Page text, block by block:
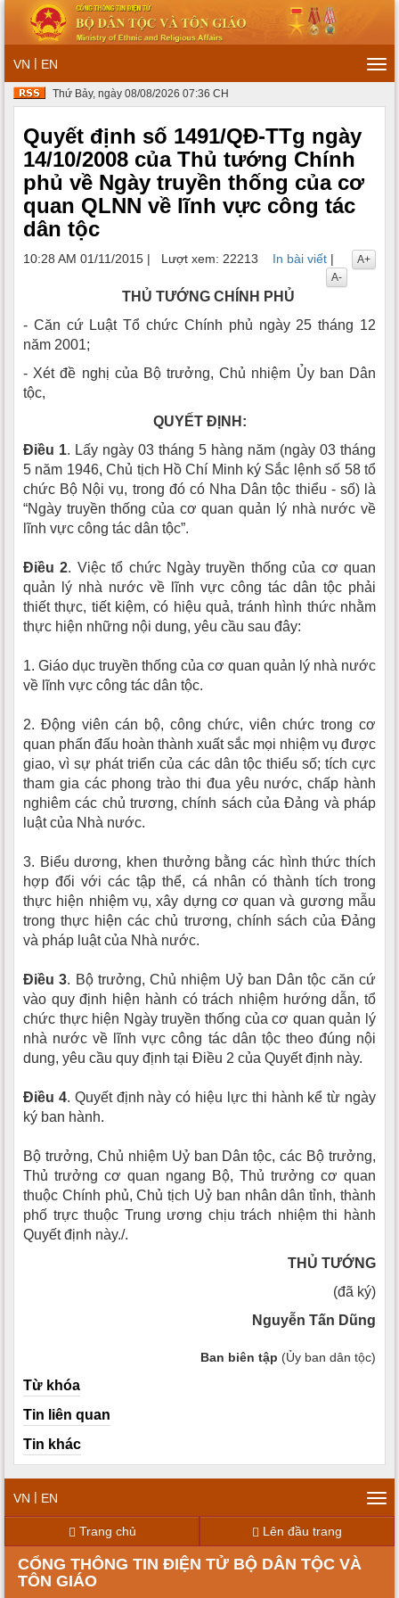
VN | EN
Thứ Bảy, ngày 08/08/2026 07:36 CH
Quyết định số 1491/QĐ-TTg ngày
14/10/2008 của Thủ tướng Chính
phủ về Ngày truyền thống của cơ
quan QLNN về lĩnh vực công tác
dân tộc
10:28 AM 01/11/2015 | Lượt xem: 22213 In bài viết |
A+
A-
THỦ TƯỚNG CHÍNH PHỦ
- Căn cứ Luật Tổ chức Chính phủ ngày 25 tháng 12
năm 2001;
- Xét đề nghị của Bộ trưởng, Chủ nhiệm Ủy ban Dân
tộc,
QUYẾT ĐỊNH:
Điều 1. Lấy ngày 03 tháng 5 hàng năm (ngày 03 tháng
5 năm 1946, Chủ tịch Hồ Chí Minh ký Sắc lệnh số 58 tổ
chức Bộ Nội vụ, trong đó có Nha Dân tộc thiểu - số) là
“Ngày truyền thống của cơ quan quản lý nhà nước về
lĩnh vực công tác dân tộc”.
Điều 2. Việc tổ chức Ngày truyền thống của cơ quan
quản lý nhà nước về lĩnh vực công tác dân tộc phải
thiết thực, tiết kiệm, có hiệu quả, tránh hình thức nhằm
thực hiện những nội dung, yêu cầu sau đây:
1. Giáo dục truyền thống của cơ quan quản lý nhà nước
về lĩnh vực công tác dân tộc.
2. Động viên cán bộ, công chức, viên chức trong cơ
quan phấn đấu hoàn thành xuất sắc mọi nhiệm vụ được
giao, vì sự phát triển của các dân tộc thiểu số; tích cực
tham gia các phong trào thi đua yêu nước, chấp hành
nghiêm các chủ trương, chính sách của Đảng và pháp
luật của Nhà nước.
3. Biểu dương, khen thưởng bằng các hình thức thích
hợp đối với các tập thể, cá nhân có thành tích trong
thực hiện nhiệm vụ, xây dựng cơ quan và gương mẫu
trong thực hiện các chủ trương, chính sách của Đảng
và pháp luật của Nhà nước.
Điều 3. Bộ trưởng, Chủ nhiệm Uỷ ban Dân tộc căn cứ
vào quy định hiện hành có trách nhiệm hướng dẫn, tổ
chức thực hiện Ngày truyền thống của cơ quan quản lý
nhà nước về lĩnh vực công tác dân tộc theo đúng nội
dung, yêu cầu quy định tại Điều 2 của Quyết định này.
Điều 4. Quyết định này có hiệu lực thi hành kể từ ngày
ký ban hành.
Bộ trưởng, Chủ nhiệm Uỷ ban Dân tộc, các Bộ trưởng,
Thủ trưởng cơ quan ngang Bộ, Thủ trưởng cơ quan
thuộc Chính phủ, Chủ tịch Uỷ ban nhân dân tỉnh, thành
phố trực thuộc Trung ương chịu trách nhiệm thi hành
Quyết định này./.
THỦ TƯỚNG
(đã ký)
Nguyễn Tấn Dũng
Ban biên tập (Ủy ban dân tộc)
Từ khóa
Tin liên quan
Tin khác
VN | EN
Trang chủ
Lên đầu trang
CỔNG THÔNG TIN ĐIỆN TỬ BỘ DÂN TỘC VÀ
TÔN GIÁO